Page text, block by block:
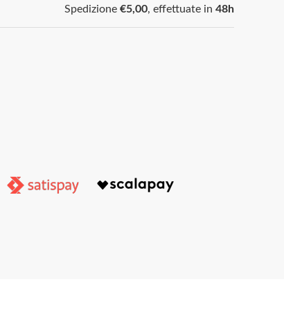
Spedizione €5,00, effettuate in 48h